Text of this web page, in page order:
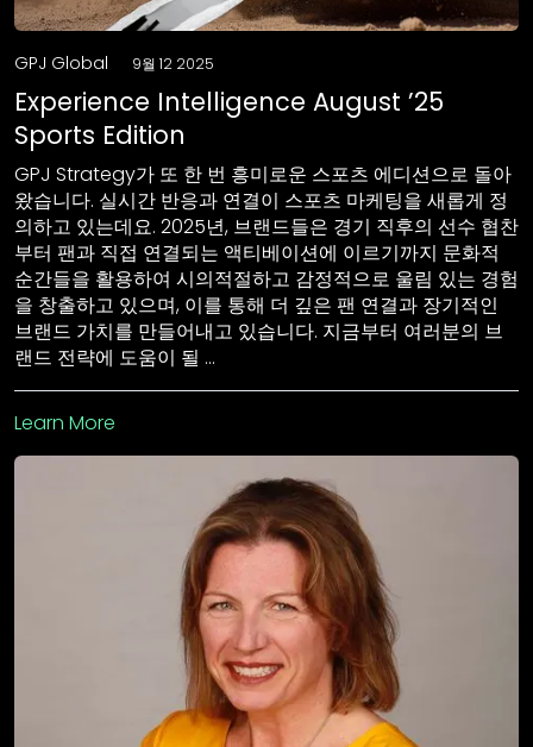
GPJ Global 9월 12 2025
Experience Intelligence August ’25
Sports Edition
GPJ Strategy가 또 한 번 흥미로운 스포츠 에디션으로 돌아
왔습니다. 실시간 반응과 연결이 스포츠 마케팅을 새롭게 정
의하고 있는데요. 2025년, 브랜드들은 경기 직후의 선수 협찬
부터 팬과 직접 연결되는 액티베이션에 이르기까지 문화적
순간들을 활용하여 시의적절하고 감정적으로 울림 있는 경험
을 창출하고 있으며, 이를 통해 더 깊은 팬 연결과 장기적인
브랜드 가치를 만들어내고 있습니다. 지금부터 여러분의 브
랜드 전략에 도움이 될 …
Learn More